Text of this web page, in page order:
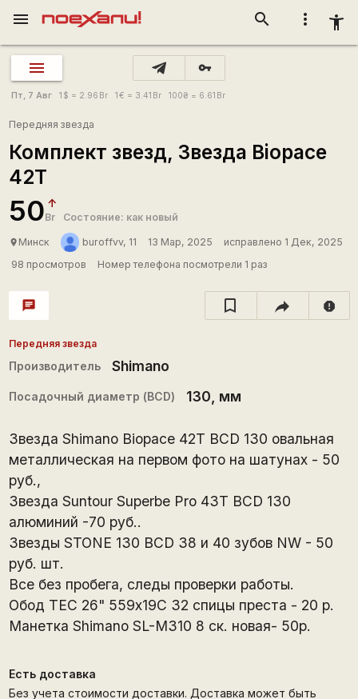
more_vert accessibility_new
search
menu
vpn_key
Пт, 7 Авг 1 $ = 2.96 Br 1€ = 3.41 Br 100₴ = 6.61 Br
Передняя звезда
Комплект звезд, Звезда Biopace
42T
50Br Состояние: как новый
place Минск buroffvv, 11 13 Мар, 2025
исправлено 1 Дек, 2025
98 просмотров
Номер телефона посмотрели 1 раз
chat report
Передняя звезда
Производитель Shimano
Посадочный диаметр (BCD) 130 , мм
Звезда Shimano Biopace 42T BCD 130 овальная
металлическая на первом фото на шатунах - 50
руб.,
Звезда Suntour Superbe Pro 43T BCD 130
алюминий -70 руб..
Звезды STONE 130 BCD 38 и 40 зубов NW - 50
руб. шт.
Все без пробега, следы проверки работы.
Обод ТЕС 26" 559х19С 32 спицы преста - 20 р.
Манетка Shimano SL-M310 8 ск. новая- 50р.
Есть доставка
Без учета стоимости доставки. Доставка может быть